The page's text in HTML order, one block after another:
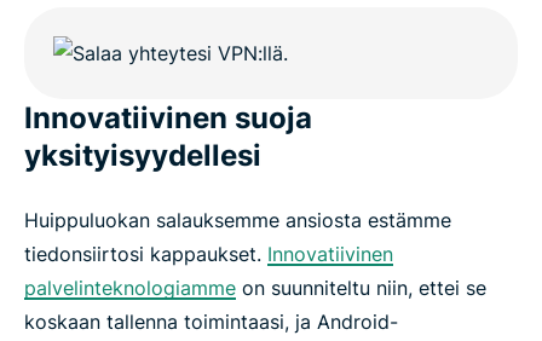
Innovatiivinen suoja
yksityisyydellesi
Huippuluokan salauksemme ansiosta estämme
tiedonsiirtosi kappaukset. Innovatiivinen
palvelinteknologiamme on suunniteltu niin, ettei se
koskaan tallenna toimintaasi, ja Android-